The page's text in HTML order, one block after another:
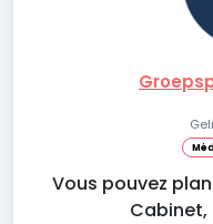
Vous pouvez
Cabinet,